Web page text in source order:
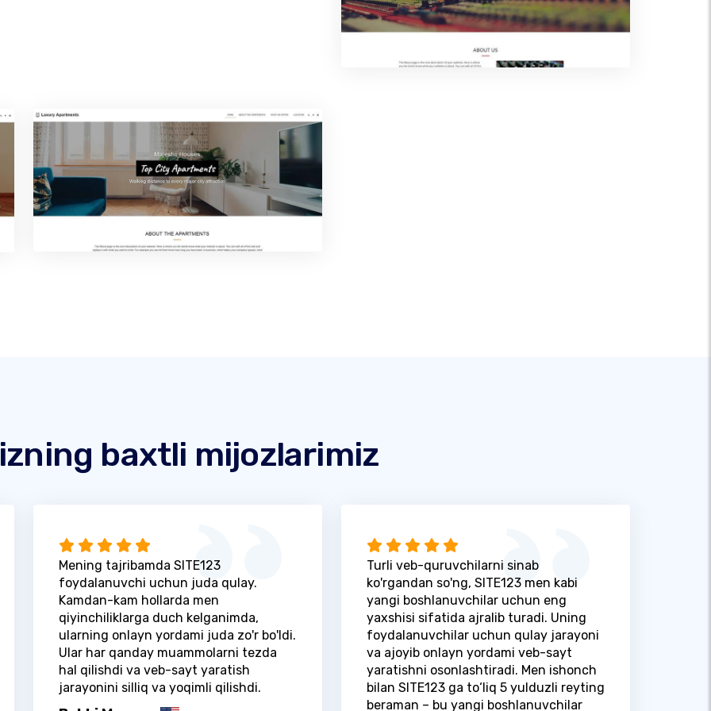
baxtli mijozlarimiz
Mening tajribamda SITE123
foydalanuvchi uchun juda qulay.
Kamdan-kam hollarda men
qiyinchiliklarga duch kelganimda,
ularning onlayn yordami juda zo'r bo'ldi.
Ular har qanday muammolarni tezda
hal qilishdi va veb-sayt yaratish
jarayonini silliq va yoqimli qilishdi.
Turli veb-quruvchilarni sinab
ko'rgandan so'ng, SITE123 men kabi
yangi boshlanuvchilar uchun eng
yaxshisi sifatida ajralib turadi. Uning
foydalanuvchilar uchun qulay jarayoni
va ajoyib onlayn yordami veb-sayt
yaratishni osonlashtiradi. Men ishonch
bilan SITE123 ga to‘liq 5 yulduzli reyting
beraman – bu yangi boshlanuvchilar